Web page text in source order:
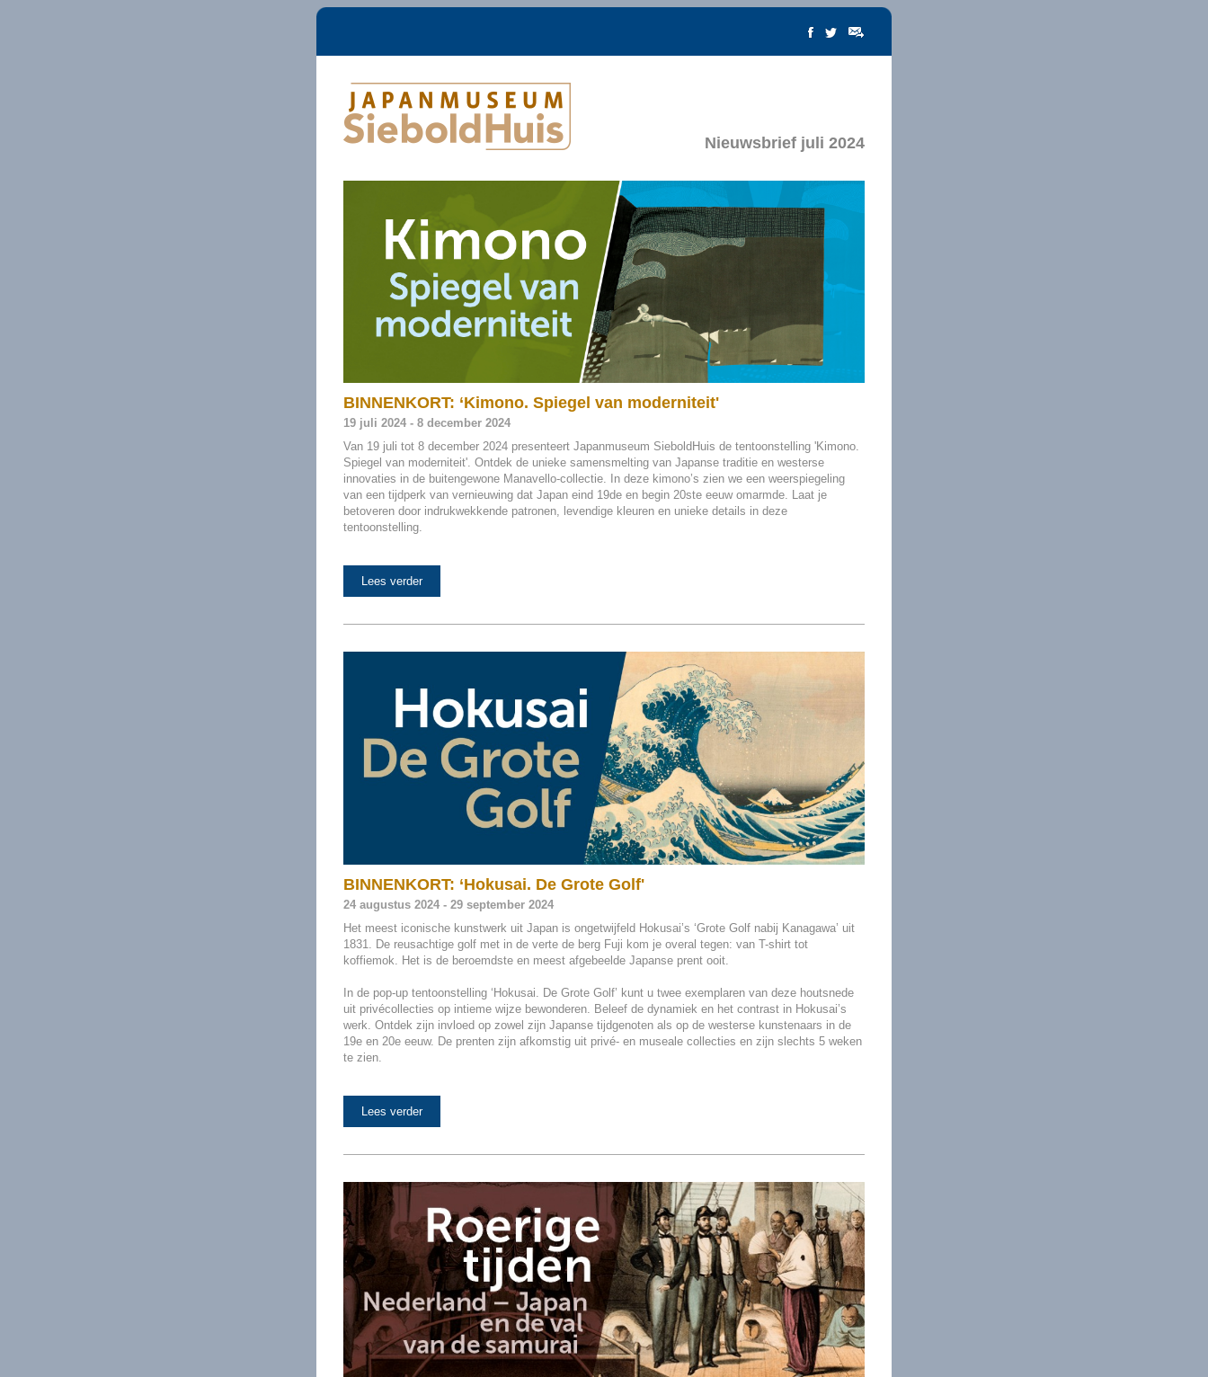
Nieuwsbrief juli 2024
BINNENKORT: ‘Kimono. Spiegel van moderniteit'
19 juli 2024 - 8 december 2024
Van 19 juli tot 8 december 2024 presenteert Japanmuseum SieboldHuis de tentoonstelling 'Kimono.
Spiegel van moderniteit'. Ontdek de unieke samensmelting van Japanse traditie en westerse
innovaties in de buitengewone Manavello-collectie. In deze kimono’s zien we een weerspiegeling
van een tijdperk van vernieuwing dat Japan eind 19de en begin 20ste eeuw omarmde. Laat je
betoveren door indrukwekkende patronen, levendige kleuren en unieke details in deze
tentoonstelling.
Lees verder
BINNENKORT: ‘Hokusai. De Grote Golf'
24 augustus 2024 - 29 september 2024
Het meest iconische kunstwerk uit Japan is ongetwijfeld Hokusai’s ‘Grote Golf nabij Kanagawa’ uit
1831. De reusachtige golf met in de verte de berg Fuji kom je overal tegen: van T-shirt tot
koffiemok. Het is de beroemdste en meest afgebeelde Japanse prent ooit.
In de pop-up tentoonstelling ‘Hokusai. De Grote Golf’ kunt u twee exemplaren van deze houtsnede
uit privécollecties op intieme wijze bewonderen. Beleef de dynamiek en het contrast in Hokusai’s
werk. Ontdek zijn invloed op zowel zijn Japanse tijdgenoten als op de westerse kunstenaars in de
19e en 20e eeuw. De prenten zijn afkomstig uit privé- en museale collecties en zijn slechts 5 weken
te zien.
Lees verder